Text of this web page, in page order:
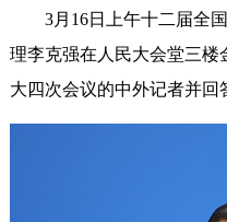
3月16日上午十二届全国
理李克强在人民大会堂三楼
大四次会议的中外记者并回